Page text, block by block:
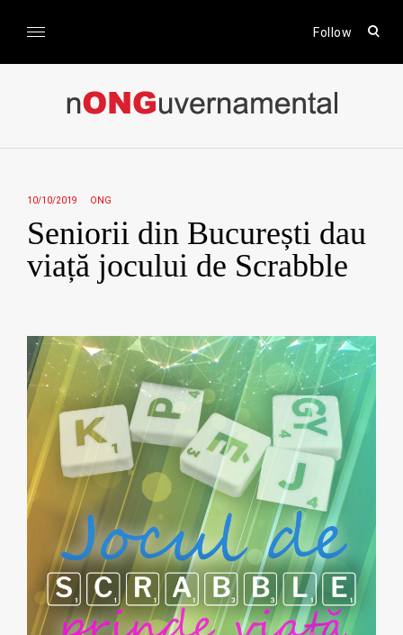
Follow
open
form
nONGuvernamental
10/10/2019 ONG
Seniorii din București dau
viață jocului de Scrabble